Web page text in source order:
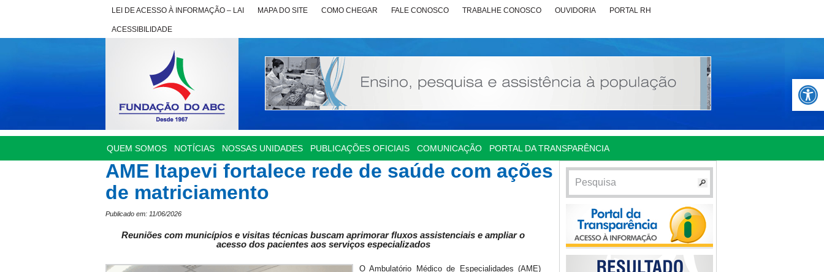
Abrir
LEI DE ACESSO À INFORMAÇÃO – LAI MAPA DO SITE COMO CHEGAR FALE CONOSCO TRABALHE CONOSCO OUVIDORIA PORTAL RH
ACESSIBILIDADE
QUEM SOMOS NOTÍCIAS NOSSAS UNIDADES PUBLICAÇÕES OFICIAIS COMUNICAÇÃO PORTAL DA TRANSPARÊNCIA
AME Itapevi fortalece rede de saúde com ações
de matriciamento
Publicado em: 11/06/2026
Reuniões com municípios e visitas técnicas buscam aprimorar fluxos assistenciais e ampliar o
acesso dos pacientes aos serviços especializados
O Ambulatório Médico de Especialidades (AME)